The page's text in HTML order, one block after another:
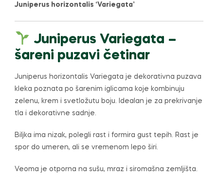
Juniperus horizontalis ‘Variegata’
Juniperus Variegata –
šareni puzavi četinar
Juniperus horizontalis Variegata je dekorativna puzava
kleka poznata po šarenim iglicama koje kombinuju
zelenu, krem i svetložutu boju. Idealan je za prekrivanje
tla i dekorativne sadnje.
Biljka ima nizak, polegli rast i formira gust tepih. Rast je
spor do umeren, ali se vremenom lepo širi.
Veoma je otporna na sušu, mraz i siromašna zemljišta.